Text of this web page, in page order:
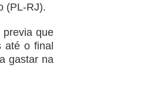
(PL-RJ).
previa que
até o final
gastar na